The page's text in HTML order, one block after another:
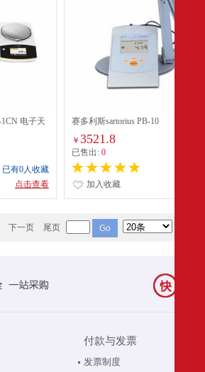
电子天
已有0人收藏
点击查看
赛多利斯sartorius PB-10
￥3521.8
已售出:0
加入收藏
下一页 尾页
付款与发票
发票制度